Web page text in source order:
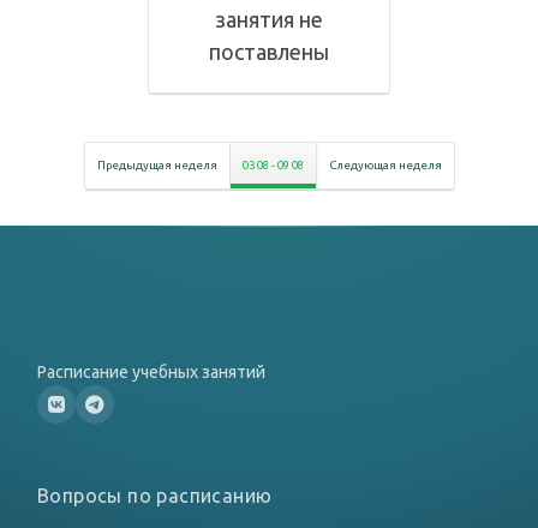
занятия не
поставлены
Предыдущая неделя 03 08 -09 08 Следующая неделя
Расписание учебных занятий
Вопросы по расписанию